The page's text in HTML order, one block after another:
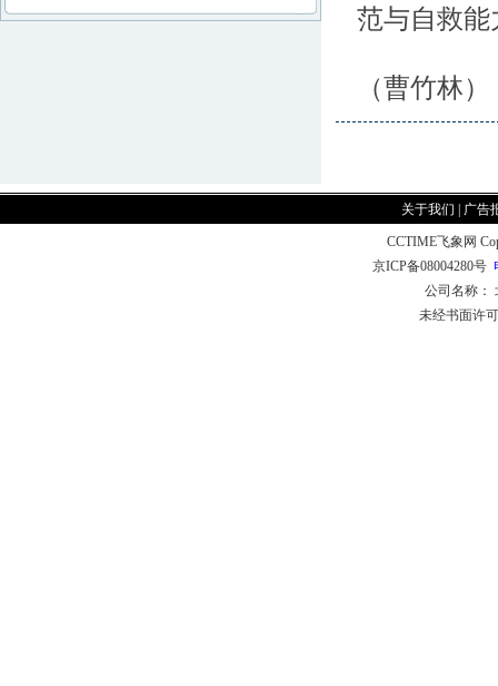
范与自救
（曹竹林
关于我们 广告
CCTIME飞象网
京ICP备08004280号
公司名称：
未经书面许